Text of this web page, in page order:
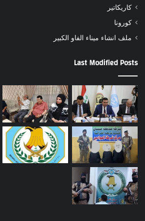
كاريكاتير
كورونا
ملف انشاء ميناء الفاو الكبير
Last Modified Posts